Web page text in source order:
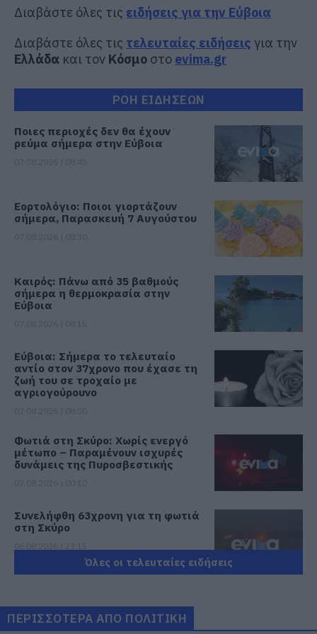
Διαβάστε όλες τις ειδήσεις για την Εύβοια
Διαβάστε όλες τις τελευταίες ειδήσεις για την
Ελλάδα και τον Κόσμο στο evima.gr
ΡΟΗ ΕΙΔΗΣΕΩΝ
Ποιες περιοχές δεν θα έχουν
ρεύμα σήμερα στην Εύβοια
Εορτολόγιο: Ποιοι γιορτάζουν
σήμερα, Παρασκευή 7 Αυγούστου
Καιρός: Πάνω από 35 βαθμούς
σήμερα η θερμοκρασία στην
Εύβοια
Εύβοια: Σήμερα το τελευταίο
αντίο στον 37χρονο που έχασε τη
ζωή του σε τροχαίο με
αγριογούρουνο
Φωτιά στη Σκύρο: Χωρίς ενεργό
μέτωπο – Παραμένουν ισχυρές
δυνάμεις της Πυροσβεστικής
Συνελήφθη 63χρονη για τη φωτιά
στη Σκύρο
και βίντεο
Όλες οι τελευταίες ειδήσεις
ΠΕΡΙΣΣΟΤΕΡΑ ΑΠΟ ΠΟΛΙΤΙΚΗ